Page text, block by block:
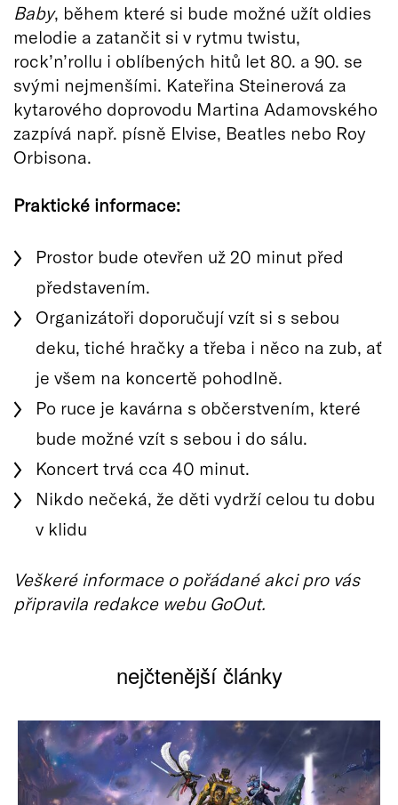
Baby, během které si bude možné užít oldies
melodie a zatančit si v rytmu twistu,
rock’n’rollu i oblíbených hitů let 80. a 90. se
svými nejmenšími. Kateřina Steinerová za
kytarového doprovodu Martina Adamovského
zazpívá např. písně Elvise, Beatles nebo Roy
Orbisona.
Praktické informace:
Prostor bude otevřen už 20 minut před
představením.
Organizátoři doporučují vzít si s sebou
deku, tiché hračky a třeba i něco na zub, ať
je všem na koncertě pohodlně.
Po ruce je kavárna s občerstvením, které
bude možné vzít s sebou i do sálu.
Koncert trvá cca 40 minut.
Nikdo nečeká, že děti vydrží celou tu dobu
v klidu
Veškeré informace o pořádané akci pro vás
připravila redakce webu GoOut.
nejčtenější články